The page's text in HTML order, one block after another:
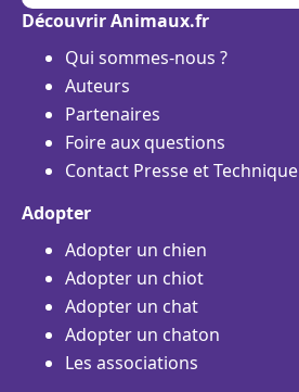
Découvrir Animaux.fr
Qui sommes-nous ?
Auteurs
Partenaires
Foire aux questions
Contact Presse et Technique
Adopter
Adopter un chien
Adopter un chiot
Adopter un chat
Adopter un chaton
Les associations